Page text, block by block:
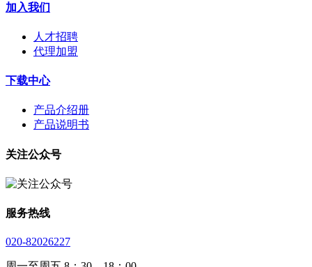
加入我们
人才招聘
代理加盟
下载中心
产品介绍册
产品说明书
关注公众号
服务热线
020-82026227